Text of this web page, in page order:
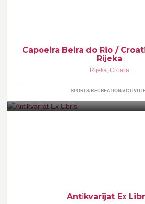
Capoeira Beira do Rio /
Rijeka
Rijeka, Croatia
SPORTS/RECREATION/
Antikvarijat Ex